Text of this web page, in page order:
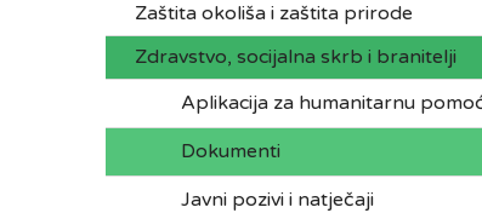
Zaštita okoliša i zaštita prirode
Zdravstvo, socijalna skrb i branitelji
Aplikacija za humanitarnu
Dokumenti
Javni pozivi i natječaji